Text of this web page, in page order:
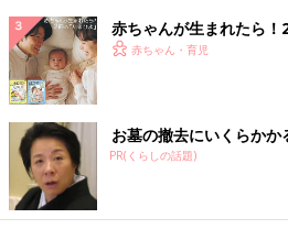
出典：Instagramアカウント「kitada01」
kitadaさんが購入したのは「たこと
ダ」というカップサラダ。バジルソ
った枝豆のプチプチ食感もとてもおい
赤ちゃんが生まれたら！
赤ちゃん・育児
お墓の撤去にいくらかか
PR(くらしの話題)